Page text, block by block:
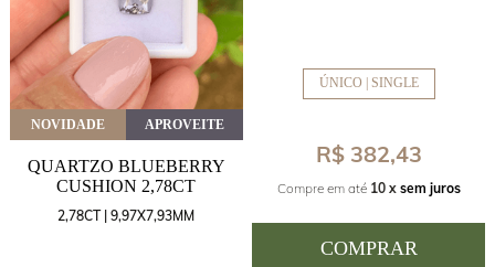
NOVIDADE APROVEITE
QUARTZO BLUEBERRY
CUSHION 2,78CT
2,78CT | 9,97X7,93MM
ÚNICO | SINGLE
R$ 382,43
Compre em até 10 x sem juros
COMPRAR